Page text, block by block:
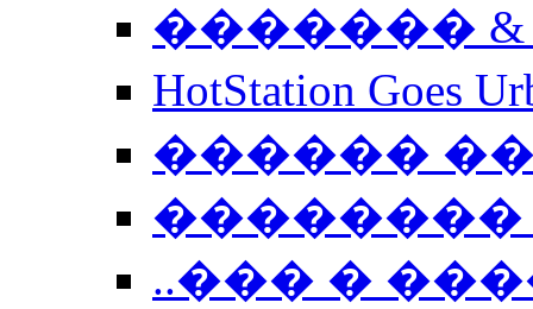
�������
HotStation
������
��������
..��� �